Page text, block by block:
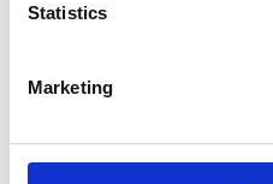
Statistics
Marketing
semestre